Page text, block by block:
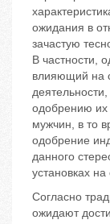
ожидания в
зачастую
В частности,
влияющий на
одобрению их
мужчин, в то
одобрение
данного
установках
Согласно
ожидают